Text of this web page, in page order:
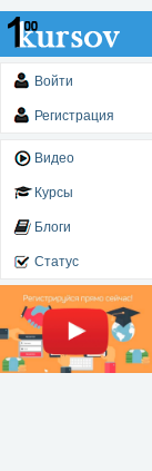
Войти
Регистрация
Видео
Курсы
Блоги
Статус